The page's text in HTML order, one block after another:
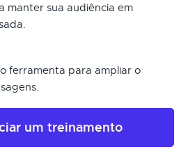
manter sua audiência em
ferramenta para ampliar o
um treinamento